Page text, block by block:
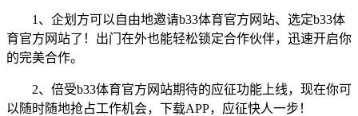
1、企划方可以自由地邀请b33体育官方网站、选定b33体
育官方网站了！出门在外也能轻松锁定合作伙伴，迅速开启你
的完美合作。
2、倍受b33体育官方网站期待的应征功能上线，现在你可
以随时随地抢占工作机会，下载APP，应征快人一步！